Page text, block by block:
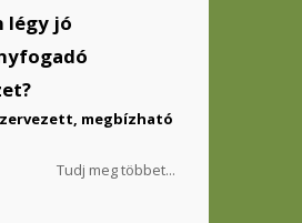
légy jó
megbízható
Tudj meg többet...